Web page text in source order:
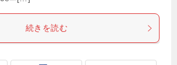
続きを読む